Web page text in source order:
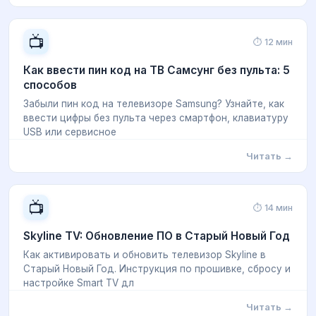
📺 ⏱ 12 мин
Как ввести пин код на ТВ Самсунг без пульта: 5
способов
Забыли пин код на телевизоре Samsung? Узнайте, как
ввести цифры без пульта через смартфон, клавиатуру
USB или сервисное
Читать →
📺 ⏱ 14 мин
Skyline TV: Обновление ПО в Старый Новый Год
Как активировать и обновить телевизор Skyline в
Старый Новый Год. Инструкция по прошивке, сбросу и
настройке Smart TV дл
Читать →